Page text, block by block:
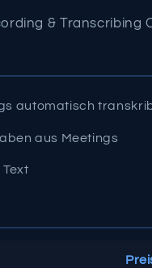
& Transcribing
automatisch
aus Meetings